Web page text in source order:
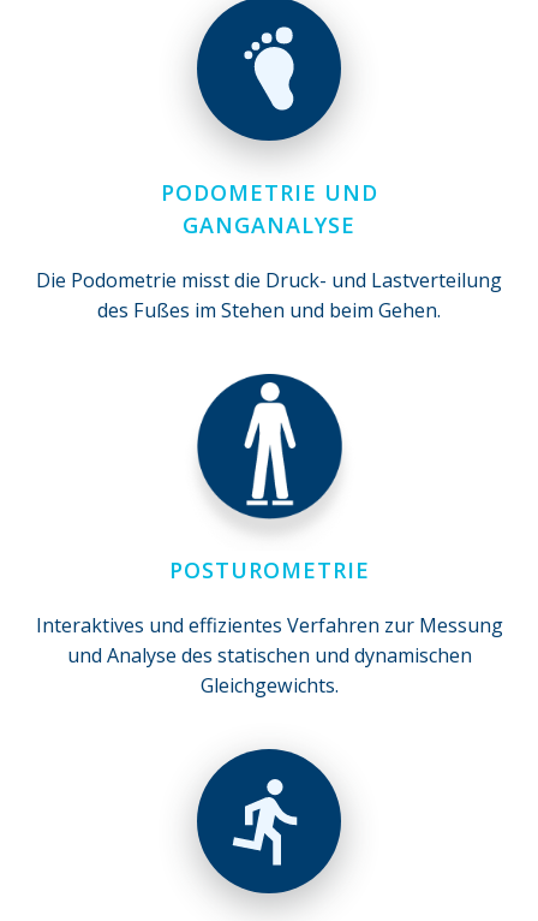
PODOMETRIE UND
GANGANALYSE
Die Podometrie misst die Druck- und Lastverteilung
des Fußes im Stehen und beim Gehen.
POSTUROMETRIE
Interaktives und effizientes Verfahren zur Messung
und Analyse des statischen und dynamischen
Gleichgewichts.